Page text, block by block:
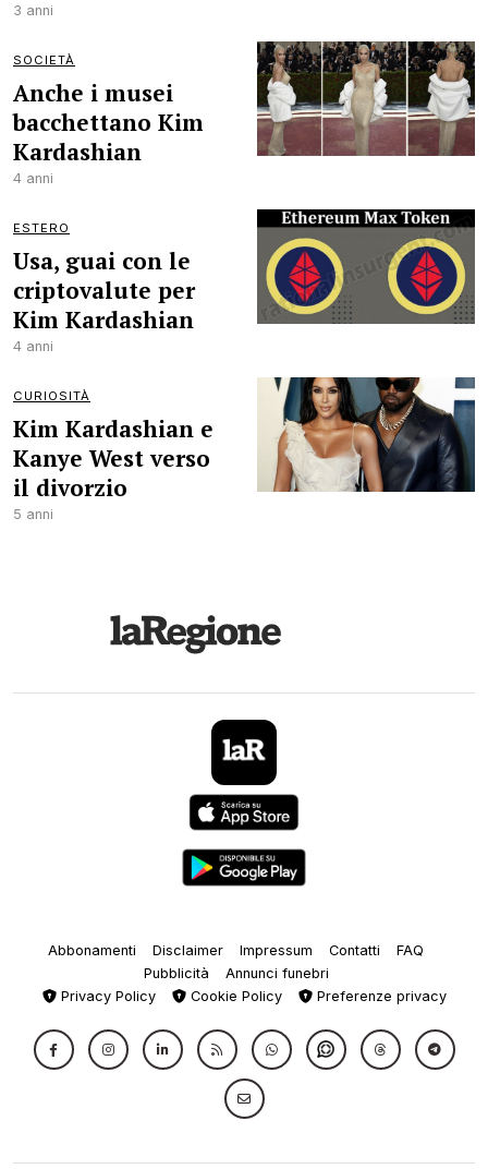
3 anni
SOCIETÀ
Anche i musei
bacchettano Kim
Kardashian
4 anni
ESTERO
Usa, guai con le
criptovalute per
Kim Kardashian
4 anni
CURIOSITÀ
Kim Kardashian e
Kanye West verso
il divorzio
5 anni
Abbonamenti Disclaimer Impressum Contatti
FAQ
Pubblicità
Annunci funebri
Privacy Policy
Cookie Policy Preferenze privacy